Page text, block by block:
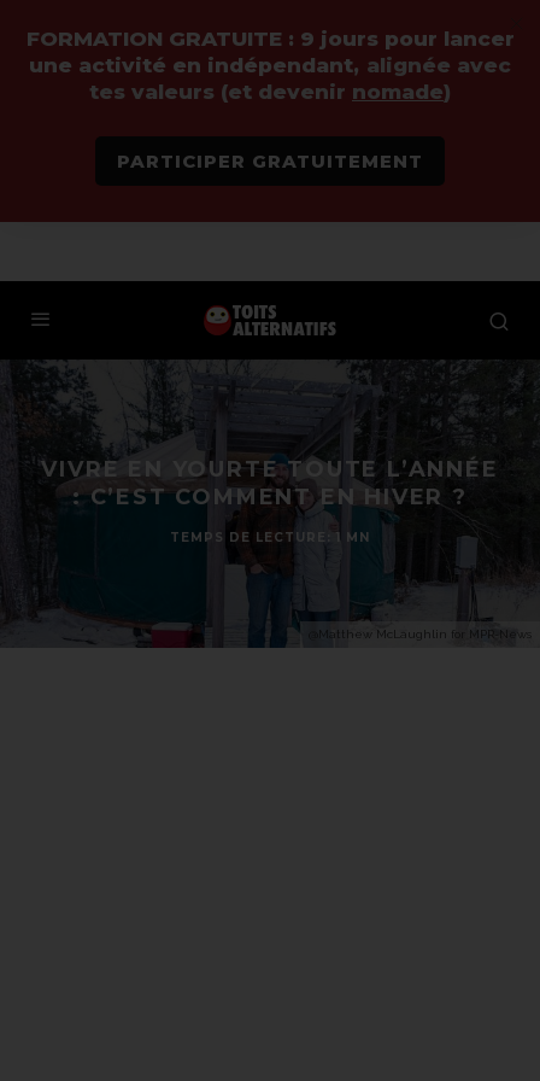
@Matthew McLaughlin for MPR-News
VIVRE EN YOURTE TOUTE L’ANNÉE
: C’EST COMMENT EN HIVER ?
TEMPS DE LECTURE: 1 MN
FORMATION GRATUITE : 9 jours pour lancer
une activité en indépendant, alignée avec
tes valeurs (et devenir nomade)
PARTICIPER GRATUITEMENT